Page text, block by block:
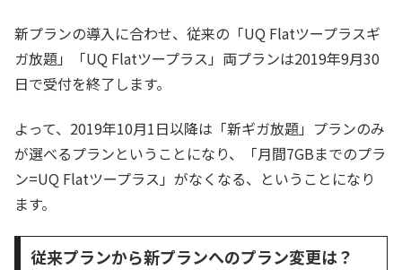
新プランの導入に合わせ、従来の「UQ Flatツープラスギ
ガ放題」「UQ Flatツープラス」両プランは2019年9月30
日で受付を終了します。
よって、2019年10月1日以降は「新ギガ放題」プランのみ
が選べるプランということになり、「月間7GBまでのプラ
ン=UQ Flatツープラス」がなくなる、ということになり
ます。
従来プランから新プランへのプラン変更は？